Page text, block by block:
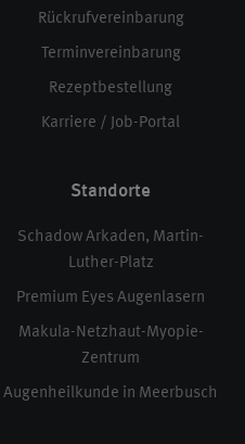
Rückrufvereinbarung
Terminvereinbarung
Rezeptbestellung
Karriere / Job-Portal
Standorte
Schadow Arkaden, Martin-
Luther-Platz
Premium Eyes Augenlasern
Makula-Netzhaut-Myopie-
Zentrum
Augenheilkunde in Meerbusch